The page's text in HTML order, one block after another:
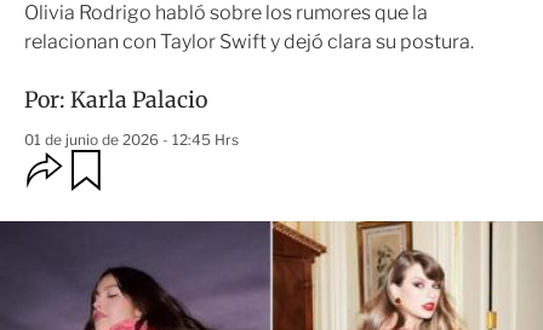
Olivia Rodrigo habló sobre los rumores que la
relacionan con Taylor Swift y dejó clara su postura.
Por: Karla Palacio
01 de junio de 2026 - 12:45 Hrs
O
p
i
r
a
r